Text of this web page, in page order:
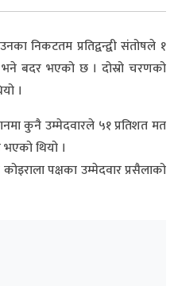
निकटतम प्रतिद्वन्द्वी संतोषले १
बदर भएको छ । दोस्रो चरणको
।
कुनै उम्मेदवारले ५१ प्रतिशत मत
थियो ।
पक्षका उम्मेदवार प्रसैलाको